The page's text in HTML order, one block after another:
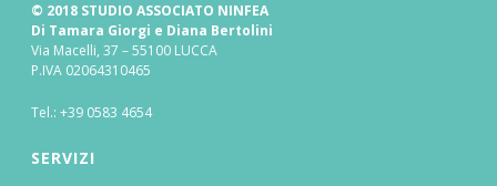
© 2018 STUDIO ASSOCIATO NINFEA
Di Tamara Giorgi e Diana Bertolini
Via Macelli, 37 – 55100 LUCCA
P.IVA 02064310465
Tel.:+39 0583 4654
SERVIZI